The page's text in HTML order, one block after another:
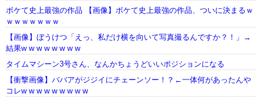
ボケて史上最強の作品 【画像】ボケて史上最強の作品、ついに決まるｗ
ｗｗｗｗｗｗｗ
【画像】ぼうけつ「えっ、私だけ横を向いて写真撮るんですか？！」→
結果w w w w w w w w
タイムマシーン3号さん、なんかちょうどいいポジションになる
【衝撃画像】ババアがジジイにチェーンソー！？←一体何があったんや
コレw w w w w w w w w